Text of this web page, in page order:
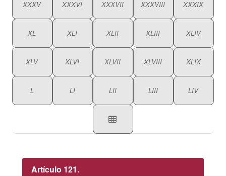
XXXV XXXVI XXXVII XXXVIII XXXIX
XL XLI XLII XLIII XLIV
XLV XLVI XLVII XLVIII XLIX
L LI LII LIII LIV
Artículo 121.